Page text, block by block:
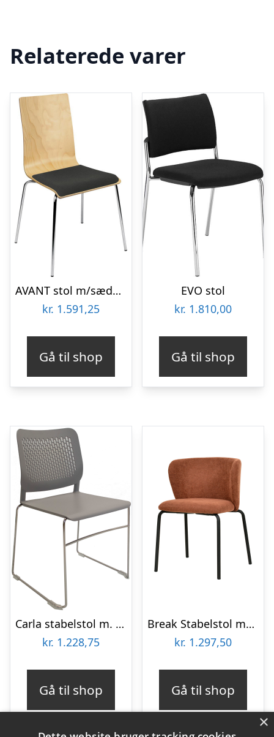
Relaterede varer
AVANT stol m/sædepolster bøg
kr. 1.591,25
Gå til shop
EVO stol
kr. 1.810,00
Gå til shop
Carla stabelstol m. meder – Lys-grå
kr. 1.228,75
Gå til shop
Break Stabelstol m/polster – Rødbrun
kr. 1.297,50
Gå til shop
×